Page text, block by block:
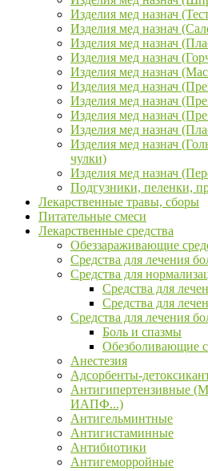
Изделия мед назнач
Изделия мед назнач
Изделия мед назнач
Изделия мед назнач
Изделия мед назнач
Изделия мед назнач
Изделия мед назнач
Изделия мед назнач
Изделия мед назнач
Изделия мед назнач
чулки)
Изделия мед назнач
Подгузники, пеленки,
Лекарственные травы, сборы
Питательные смеси
Лекарственные средства
Обеззараживающие
Средства для лечения
Средства для
Средства для
Средства для
Средства для лечения
Боль и спазмы
Обезболивающие
Анестезия
Адсорбенты-
Антигипертензивные
ИАПФ...)
Антигельминтные
Антигистаминные
Антибиотики
Антигеморройные